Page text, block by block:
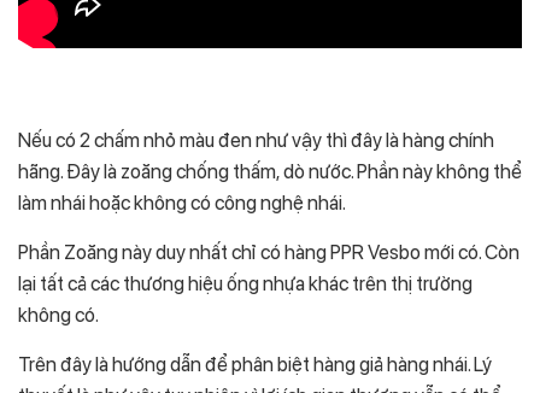
Nếu có 2 chấm nhỏ màu đen như vậy thì đây là hàng chính
hãng. Đây là zoăng chống thấm, dò nước. Phần này không thể
làm nhái hoặc không có công nghệ nhái.
Phần Zoăng này duy nhất chỉ có hàng PPR Vesbo mới có. Còn
lại tất cả các thương hiệu ống nhựa khác trên thị trường
không có.
Trên đây là hướng dẫn để phân biệt hàng giả hàng nhái. Lý